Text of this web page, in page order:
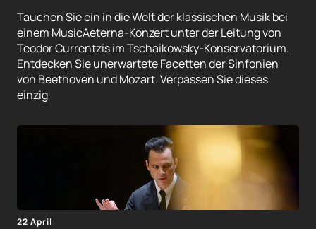
Tauchen Sie ein in die Welt der klassischen Musik bei
einem MusicAeterna-Konzert unter der Leitung von
Teodor Currentzis im Tschaikowsky-Konservatorium.
Entdecken Sie unerwartete Facetten der Sinfonien
von Beethoven und Mozart. Verpassen Sie dieses
einzig
22 April